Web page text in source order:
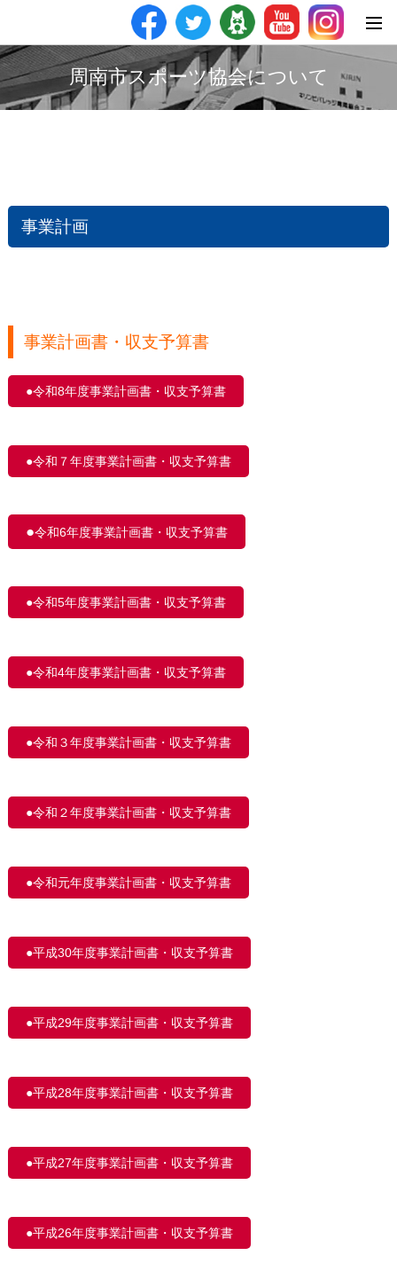
周南市スポーツ協会について
事業計画
事業計画書・収支予算書
●令和8年度事業計画書・収支予算書
●令和７年度事業計画書・収支予算書
●令和6年度事業計画書・収支予算書
●令和5年度事業計画書・収支予算書
●令和4年度事業計画書・収支予算書
●令和３年度事業計画書・収支予算書
●令和２年度事業計画書・収支予算書
●令和元年度事業計画書・収支予算書
●平成30年度事業計画書・収支予算書
●平成29年度事業計画書・収支予算書
●平成28年度事業計画書・収支予算書
●平成27年度事業計画書・収支予算書
●平成26年度事業計画書・収支予算書